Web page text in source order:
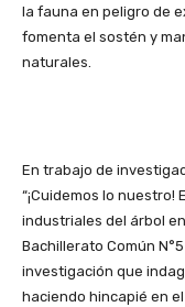
la fauna en peligro de
fomenta el sostén y
naturales.
En trabajo de
“¡Cuidemos lo
industriales del árbol
Bachillerato Común
investigación que
haciendo hincapié en